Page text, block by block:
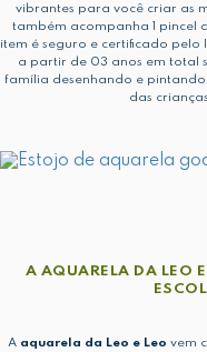
vibrantes para você criar as
também acompanha 1 pincel
item é seguro e certificado
a partir de 03 anos em total
família desenhando e
das
A AQUARELA DA LEO E
A aquarela da Leo e Leo vem